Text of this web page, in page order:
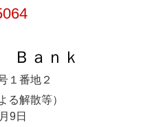
Ｂａｎｋ
１番地２
る解散等）
9日